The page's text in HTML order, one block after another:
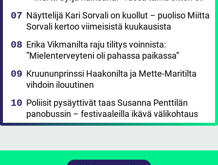
Näyttelijä Kari Sorvali on kuollut – puoliso Miitta
Sorvali kertoo viimeisistä kuukausista
Erika Vikmanilta raju tilitys voinnista:
”Mielenterveyteni oli pahassa paikassa”
Kruununprinssi Haakonilta ja Mette-Maritilta
vihdoin ilouutinen
Poliisit pysäyttivät taas Susanna Penttilän
panobussin – festivaaleilla ikävä välikohtaus